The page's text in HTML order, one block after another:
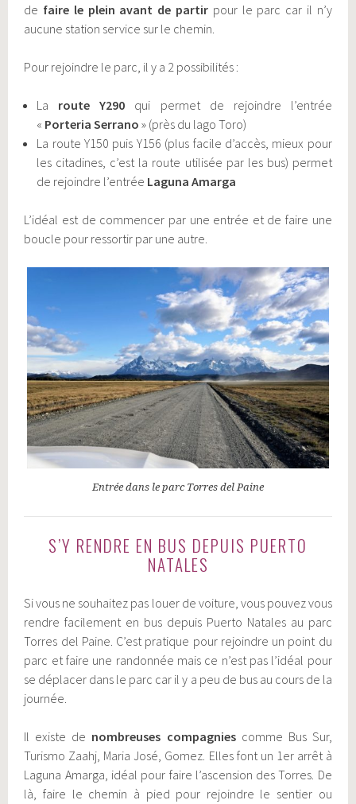
de faire le plein avant de partir pour le parc car il n’y
aucune station service sur le chemin.
Pour rejoindre le parc, il y a 2 possibilités :
La route Y290 qui permet de rejoindre l’entrée
« Porteria Serrano » (près du lago Toro)
La route Y150 puis Y156 (plus facile d’accès, mieux pour
les citadines, c’est la route utilisée par les bus) permet
de rejoindre l’entrée Laguna Amarga
L’idéal est de commencer par une entrée et de faire une
boucle pour ressortir par une autre.
Entrée dans le parc Torres del Paine
S’Y RENDRE EN BUS DEPUIS PUERTO
NATALES
Si vous ne souhaitez pas louer de voiture, vous pouvez vous
rendre facilement en bus depuis Puerto Natales au parc
Torres del Paine. C’est pratique pour rejoindre un point du
parc et faire une randonnée mais ce n’est pas l’idéal pour
se déplacer dans le parc car il y a peu de bus au cours de la
journée.
Il existe de nombreuses compagniescomme Bus Sur,
Turismo Zaahj, Maria José, Gomez. Elles font un 1er arrêt à
Laguna Amarga, idéal pour faire l’ascension des Torres. De
là, faire le chemin à pied pour rejoindre le sentier ou